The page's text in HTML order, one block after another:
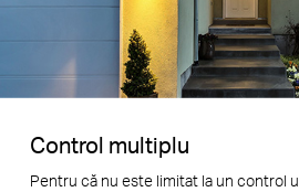
Control multiplu
Pentru că nu este limitat la un control